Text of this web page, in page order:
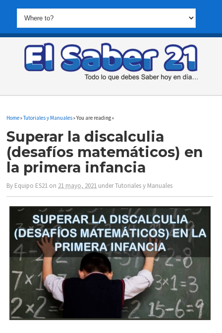
Home»Tutoriales y Manuales» You are reading »
Superar la discalculia
(desafíos matemáticos) en
la primera infancia
By Equipo ES21 on 21 mayo, 2021 underTutoriales y Manuales